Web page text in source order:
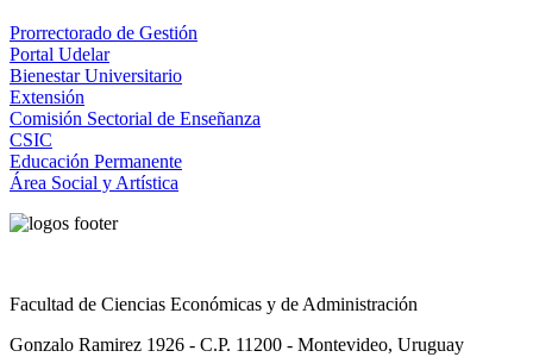
Prorrectorado de Gestión
Portal Udelar
Bienestar Universitario
Extensión
Comisión Sectorial de Enseñanza
CSIC
Educación Permanente
Área Social y Artística
Facultad de Ciencias Económicas y de Administración
Gonzalo Ramirez 1926 - C.P. 11200 - Montevideo, Uruguay